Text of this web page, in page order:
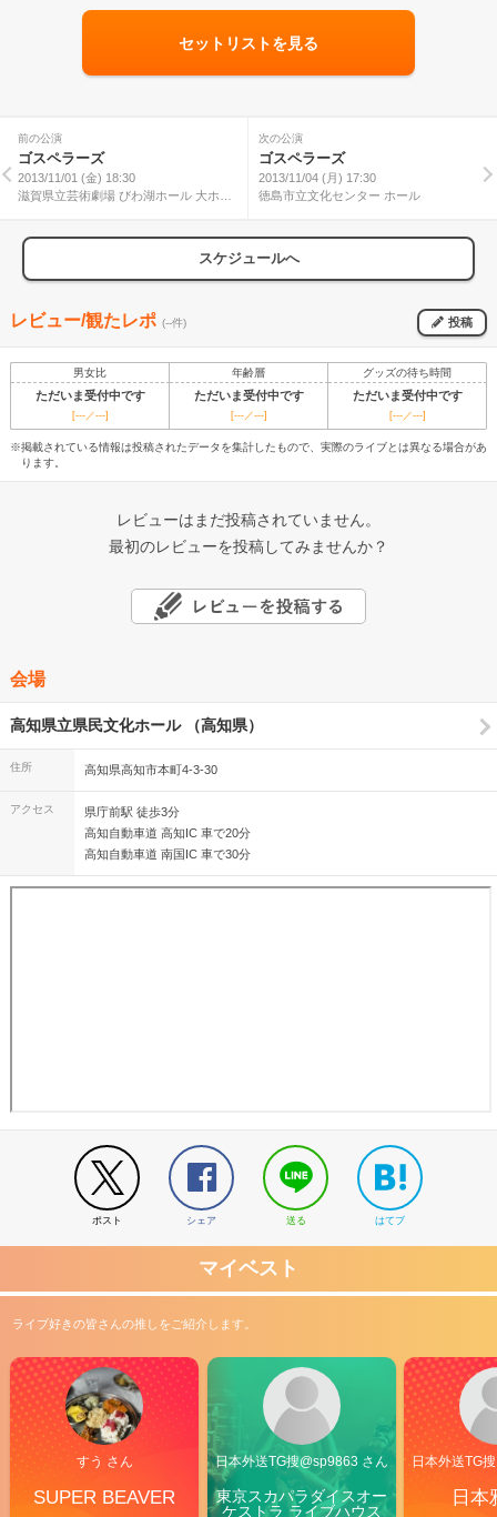
セットリストを見る
前の公演
ゴスペラーズ
2013/11/01 (金) 18:30
滋賀県立芸術劇場 びわ湖ホール 大ホー
次の公演
ゴスペラーズ
2013/11/04 (月) 17:30
徳島市立文化センター ホール
スケジュールへ
レビュー/観たレポ (--件) 投稿
男女比 年齢層 グッズの待ち時間
ただいま受付中です ただいま受付中です ただいま受付中です
[---／---] [---／---] [---／---]
※掲載されている情報は投稿されたデータを集計したもので、実際のライブとは異なる場合があ
ります。
レビューはまだ投稿されていません。
最初のレビューを投稿してみませんか？
会場
高知県立県民文化ホール （高知県）
住所 高知県高知市本町4-3-30
アクセス
県庁前駅 徒歩3分
高知自動車道 高知IC 車で20分
高知自動車道 南国IC 車で30分
ポスト シェア 送る はてブ
マイベスト
ライブ好きの皆さんの推しをご紹介します。
すう さん
SUPER BEAVER
日本外送TG搜@sp9863 さん
東京スカパラダイスオー
ケストラ ライブハウス
日本外送TG
日本